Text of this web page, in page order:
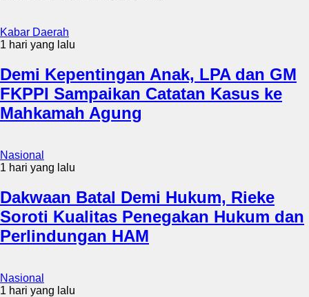
Kabar Daerah
1 hari yang lalu
Demi Kepentingan Anak, LPA dan GM
FKPPI Sampaikan Catatan Kasus ke
Mahkamah Agung
Nasional
1 hari yang lalu
Dakwaan Batal Demi Hukum, Rieke
Soroti Kualitas Penegakan Hukum dan
Perlindungan HAM
Nasional
1 hari yang lalu